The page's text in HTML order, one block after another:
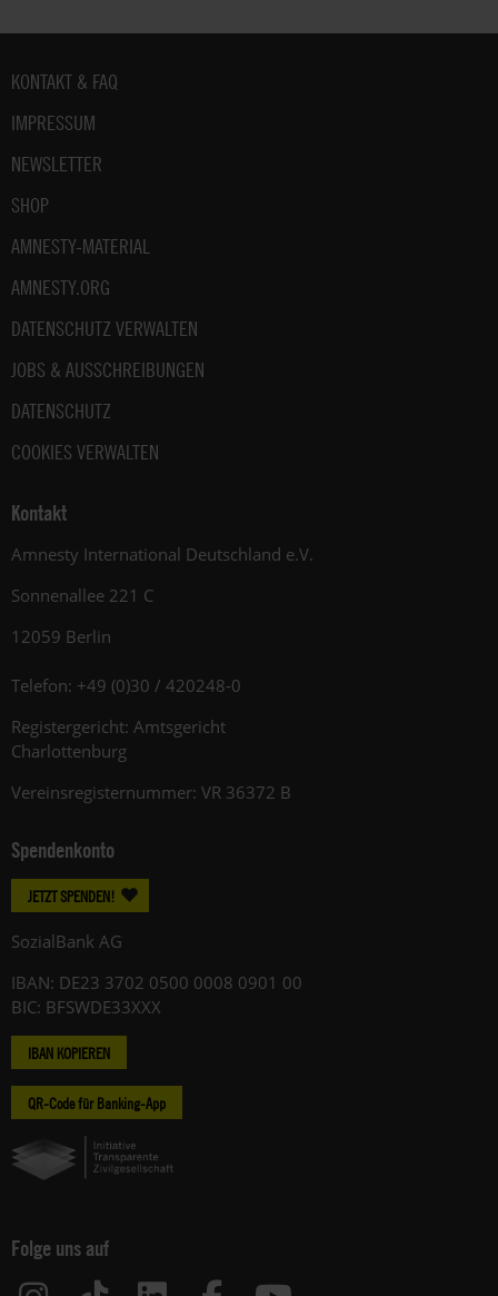
Fußbereich
KONTAKT & FAQ
IMPRESSUM
NEWSLETTER
SHOP
AMNESTY-MATERIAL
AMNESTY.ORG
DATENSCHUTZ VERWALTEN
JOBS & AUSSCHREIBUNGEN
DATENSCHUTZ
COOKIES VERWALTEN
Kontakt
Amnesty International Deutschland e.V.
Sonnenallee 221 C
12059 Berlin
Telefon: +49 (0)30 / 420248-0
Registergericht: Amtsgericht
Charlottenburg
Vereinsregisternummer: VR 36372 B
Spendenkonto
JETZT SPENDEN!
SozialBank AG
IBAN: DE23 3702 0500 0008 0901 00
BIC: BFSWDE33XXX
IBAN KOPIEREN
QR-Code für Banking-App
Folge uns auf